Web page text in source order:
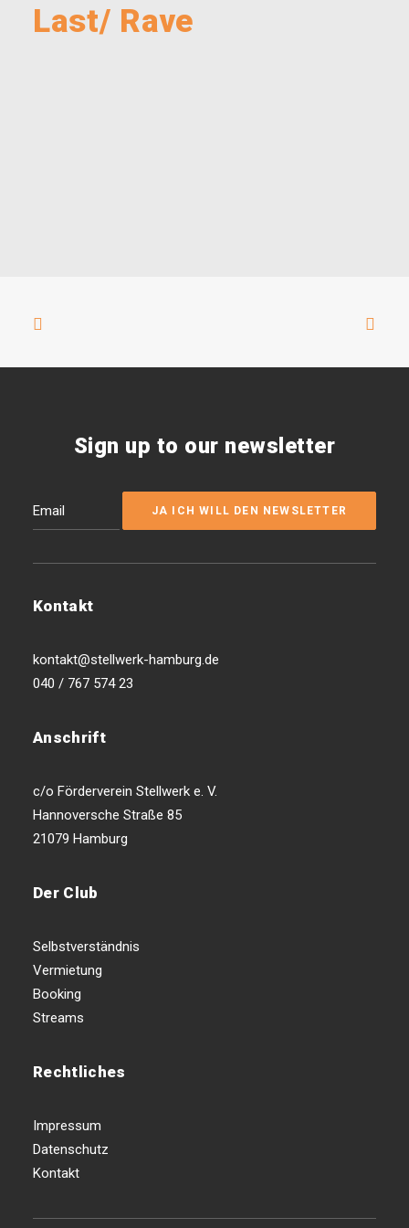
Last/ Rave
Sign up to our newsletter
Kontakt
kontakt@stellwerk-hamburg.de
040 / 767 574 23
Anschrift
c/o Förderverein Stellwerk e. V.
Hannoversche Straße 85
21079 Hamburg
Der Club
Selbstverständnis
Vermietung
Booking
Streams
Rechtliches
Impressum
Datenschutz
Kontakt